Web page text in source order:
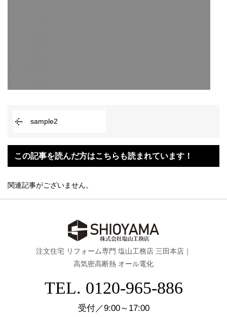
sample2
この記事を読んだ方はこちらも読まれています！
関連記事がございません。
注文住宅 リフォーム専門 塩山工務店 三田本店｜
高気密高断熱 オール電化
TEL. 0120-965-886
受付／9:00～17:00